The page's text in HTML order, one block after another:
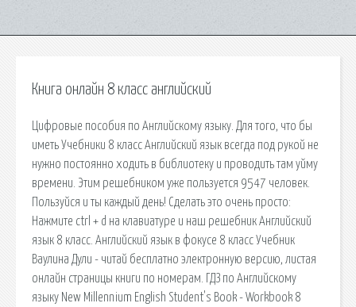
Книга онлайн 8 класс английский
Цифровые пособия по Английскому языку. Для того, что бы
иметь Учебники 8 класс Английский язык всегда под рукой не
нужно постоянно ходить в библиотеку и проводить там уйму
времени. Этим решебником уже пользуется 9547 человек.
Пользуйся и ты каждый день! Сделать это очень просто:
Нажмите ctrl + d на клавиатуре и наш решебник Английский
язык 8 класс. Английский язык в фокусе 8 класс Учебник
Ваулина Дули - читай бесплатно электронную версию, листая
онлайн страницы книги по номерам. ГДЗ по Английскому
языку New Millennium English Student's Book - Workbook 8